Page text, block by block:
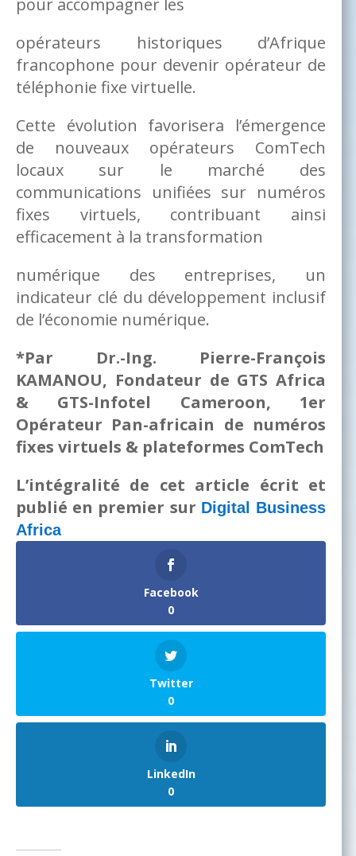
pour accompagner les
opérateurs historiques d’Afrique
francophone pour devenir opérateur de
téléphonie fixe virtuelle.
Cette évolution favorisera l’émergence
de nouveaux opérateurs ComTech
locaux sur le marché des
communications unifiées sur numéros
fixes virtuels, contribuant ainsi
efficacement à la transformation
numérique des entreprises, un
indicateur clé du développement inclusif
de l’économie numérique.
*Par Dr.-Ing. Pierre-François
KAMANOU, Fondateur de GTS Africa
& GTS-Infotel Cameroon, 1er
Opérateur Pan-africain de numéros
fixes virtuels & plateformes ComTech
L’intégralité de cet article écrit et
publié en premier sur Digital Business
Africa
Facebook
0
Twitter
0
LinkedIn
0